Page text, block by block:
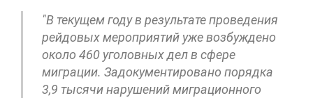
"В текущем году в результате проведения
рейдовых мероприятий уже возбуждено
около 460 уголовных дел в сфере
миграции. Задокументировано порядка
3,9 тысячи нарушений миграционного